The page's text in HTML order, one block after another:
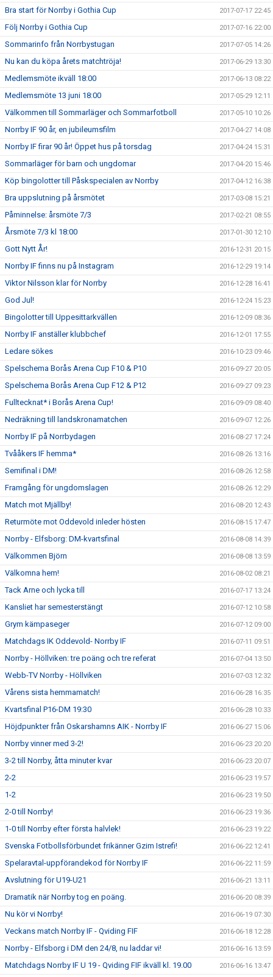
Bra start för Norrby i Gothia Cup 2017-07-17 22:45
Följ Norrby i Gothia Cup 2017-07-16 22:00
Sommarinfo från Norrbystugan 2017-07-05 14:26
Nu kan du köpa årets matchtröja! 2017-06-29 13:30
Medlemsmöte ikväll 18:00 2017-06-13 08:22
Medlemsmöte 13 juni 18:00 2017-05-29 12:11
Välkommen till Sommarläger och Sommarfotboll 2017-05-10 10:26
Norrby IF 90 år, en jubileumsfilm 2017-04-27 14:08
Norrby IF firar 90 år! Öppet hus på torsdag 2017-04-24 15:31
Sommarläger för barn och ungdomar 2017-04-20 15:46
Köp bingolotter till Påskspecialen av Norrby 2017-04-12 16:38
Bra uppslutning på årsmötet 2017-03-08 15:21
Påminnelse: årsmöte 7/3 2017-02-21 08:55
Årsmöte 7/3 kl 18:00 2017-01-30 12:10
Gott Nytt År! 2016-12-31 20:15
Norrby IF finns nu på Instagram 2016-12-29 19:14
Viktor Nilsson klar för Norrby 2016-12-28 16:41
God Jul! 2016-12-24 15:23
Bingolotter till Uppesittarkvällen 2016-12-09 08:36
Norrby IF anställer klubbchef 2016-12-01 17:55
Ledare sökes 2016-10-23 09:46
Spelschema Borås Arena Cup F10 & P10 2016-09-27 20:05
Spelschema Borås Arena Cup F12 & P12 2016-09-27 09:23
Fulltecknat* i Borås Arena Cup! 2016-09-09 08:40
Nedräkning till landskronamatchen 2016-09-07 12:26
Norrby IF på Norrbydagen 2016-08-27 17:24
Tvååkers IF hemma* 2016-08-26 13:16
Semifinal i DM! 2016-08-26 12:58
Framgång för ungdomslagen 2016-08-26 12:29
Match mot Mjällby! 2016-08-20 12:43
Returmöte mot Oddevold inleder hösten 2016-08-15 17:47
Norrby - Elfsborg: DM-kvartsfinal 2016-08-08 14:39
Välkommen Björn 2016-08-08 13:59
Välkomna hem! 2016-08-02 08:21
Tack Arne och lycka till 2016-07-17 13:24
Kansliet har semesterstängt 2016-07-12 10:58
Grym kämpaseger 2016-07-12 09:00
Matchdags IK Oddevold- Norrby IF 2016-07-11 09:51
Norrby - Höllviken: tre poäng och tre referat 2016-07-04 13:50
Webb-TV Norrby - Höllviken 2016-07-03 12:32
Vårens sista hemmamatch! 2016-06-28 16:35
Kvartsfinal P16-DM 19:30 2016-06-28 10:33
Höjdpunkter från Oskarshamns AIK - Norrby IF 2016-06-27 15:06
Norrby vinner med 3-2! 2016-06-23 20:20
3-2 till Norrby, åtta minuter kvar 2016-06-23 20:07
2-2 2016-06-23 19:57
1-2 2016-06-23 19:50
2-0 till Norrby! 2016-06-23 19:36
1-0 till Norrby efter första halvlek! 2016-06-23 19:22
Svenska Fotbollsförbundet frikänner Gzim Istrefi! 2016-06-22 12:41
Spelaravtal-uppförandekod för Norrby IF 2016-06-22 11:59
Avslutning för U19-U21 2016-06-21 13:11
Dramatik när Norrby tog en poäng. 2016-06-20 08:39
Nu kör vi Norrby! 2016-06-19 07:30
Veckans match Norrby IF - Qviding FIF 2016-06-18 12:28
Norrby - Elfsborg i DM den 24/8, nu laddar vi! 2016-06-16 13:59
Matchdags Norrby IF U 19 - Qviding FIF ikväll kl. 19.00 2016-06-16 13:47